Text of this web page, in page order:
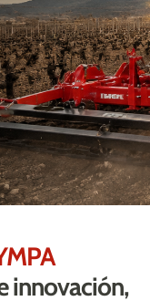
innovación,